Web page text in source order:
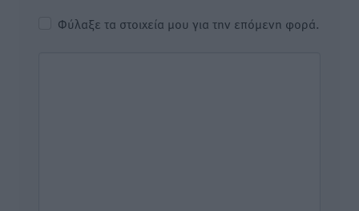
Φύλαξε τα στοιχεία μου για την επόμενη φορά.